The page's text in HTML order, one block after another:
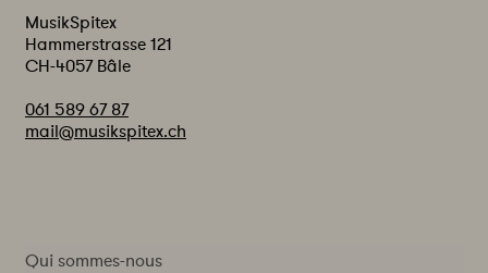
MusikSpitex
Hammerstrasse 121
CH-4057 Bâle
061 589 67 87
mail@musikspitex.ch
Qui sommes-nous